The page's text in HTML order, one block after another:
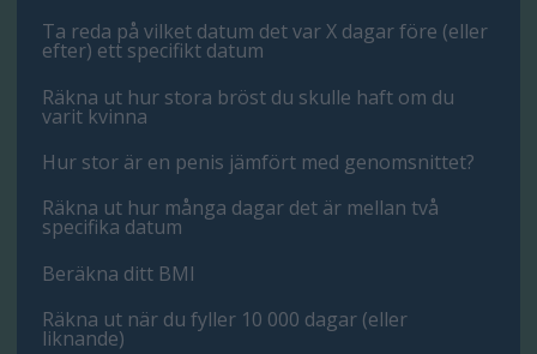
Ta reda på vilket datum det var X dagar före (eller
efter) ett specifikt datum
Räkna ut hur stora bröst du skulle haft om du
varit kvinna
Hur stor är en penis jämfört med genomsnittet?
Räkna ut hur många dagar det är mellan två
specifika datum
Beräkna ditt BMI
Räkna ut när du fyller 10 000 dagar (eller
liknande)